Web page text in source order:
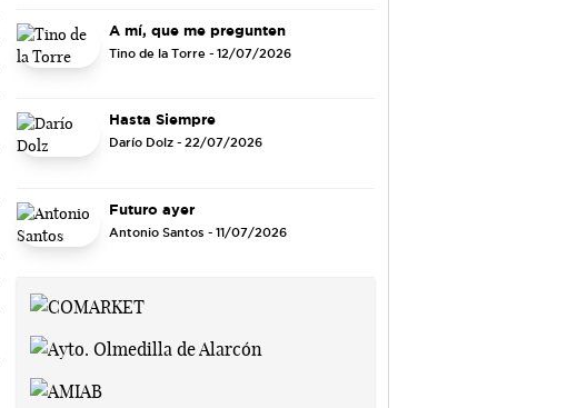
A mí, que me pregunten
Tino de la Torre- 12/07/2026
Hasta Siempre
Darío Dolz- 22/07/2026
Futuro ayer
Antonio Santos - 11/07/2026